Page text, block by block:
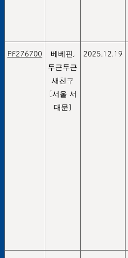
PF276700
베베핀,
두근두근
새친구
[서울 서
대문]
2025.12.19